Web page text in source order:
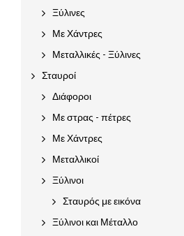
Ξύλινες
Με Χάντρες
Μεταλλικές - Ξύλινες
Σταυροί
Διάφοροι
Με στρας - πέτρες
Με Χάντρες
Μεταλλικοί
Ξύλινοι
Σταυρός με εικόνα
Ξύλινοι και Μέταλλο